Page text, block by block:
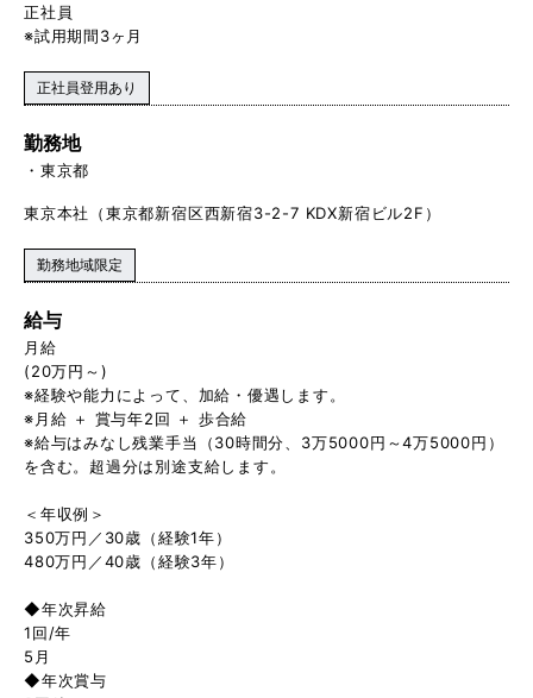
正社員
※試用期間3ヶ月
正社員登用あり
勤務地
東京都
東京本社（東京都新宿区西新宿3-2-7 KDX新宿ビル2F）
勤務地域限定
給与
月給
(20万円～)
※経験や能力によって、加給・優遇します。
※月給 ＋ 賞与年2回 ＋ 歩合給
※給与はみなし残業手当（30時間分、3万5000円～4万5000円）
を含む。超過分は別途支給します。
＜年収例＞
350万円／30歳（経験1年）
480万円／40歳（経験3年）
◆年次昇給
1回/年
5月
◆年次賞与